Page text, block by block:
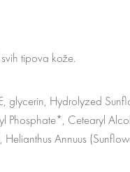
tipova kože.
Hydrolyzed
Phosphate*, Cetearyl
Annuus